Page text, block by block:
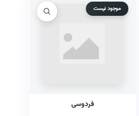
موجود نیست
فردوسی